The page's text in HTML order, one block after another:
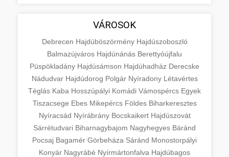
VÁROSOK
Debrecen Hajdúböszörmény Hajdúszoboszló
Balmazújváros Hajdúnánás Berettyóújfalu
Püspökladány Hajdúsámson Hajdúhadház Derecske
Nádudvar Hajdúdorog Polgár Nyíradony Létavértes
Téglás Kaba Hosszúpályi Komádi Vámospércs Egyek
Tiszacsege Ebes Mikepércs Földes Biharkeresztes
Nyíracsád Nyírábrány Bocskaikert Hajdúszovát
Sárrétudvari Biharnagybajom Nagyhegyes Báránd
Pocsaj Bagamér Görbeháza Sáránd Monostorpályi
Konyár Nagyrábé Nyírmártonfalva Hajdúbagos